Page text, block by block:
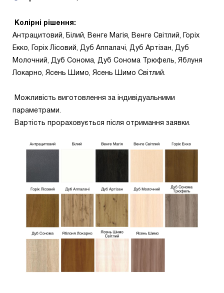
Колірні рішення:
Антрацитовий, Білий, Венге Магія, Венге Світлий, Горіх
Екко, Горіх Лісовий, Дуб Аппалачі, Дуб Артізан, Дуб
Молочний, Дуб Сонома, Дуб Сонома Трюфель, Яблуня
Локарно, Ясень Шимо, Ясень Шимо Світлий.
Можливість виготовлення за індивідуальними
параметрами.
Вартість прораховується після отримання заявки.